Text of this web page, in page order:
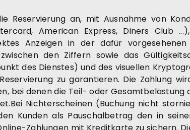
Reservierung an, mit Ausnahme von
American Express, Diners Club
Anzeigen in der dafür
den Ziffern sowie das
des Dienstes) und des visuellen
zu garantieren. Die Zahlung
bei denen die Teil- oder Gesamtbelastung
Nichterscheinen (Buchung nicht
Kunden als Pauschalbetrag den in
Zahlungen mit Kreditkarte zu sichern.